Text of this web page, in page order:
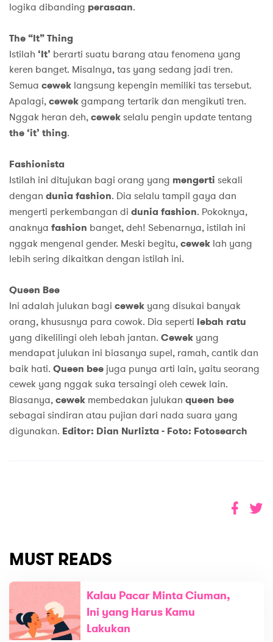
logika dibanding perasaan.
The “It” Thing
Istilah ‘It’ berarti suatu barang atau fenomena yang
keren banget. Misalnya, tas yang sedang jadi tren.
Semua cewek langsung kepengin memiliki tas tersebut.
Apalagi,cewekgampang tertarik dan mengikuti tren.
Nggak heran deh,cewekselalu pengin update tentang
the‘it’ thing.
Fashionista
Istilah ini ditujukan bagi orang yang mengerti sekali
dengan dunia fashion. Dia selalu tampil gaya dan
mengerti perkembangan di dunia fashion. Pokoknya,
anaknya fashion banget, deh! Sebenarnya, istilah ini
nggak mengenal gender. Meski begitu,cewek lah yang
lebih sering dikaitkan dengan istilah ini.
Queen Bee
Ini adalah julukan bagi cewek yang disukai banyak
orang, khususnya para cowok. Dia seperti lebah ratu
yang dikelilingi oleh lebah jantan. Cewek yang
mendapat julukan ini biasanya supel, ramah, cantik dan
baik hati. Queen bee juga punya arti lain, yaitu seorang
cewek yang nggak suka tersaingi oleh cewek lain.
Biasanya,cewek membedakan julukan queen bee
sebagai sindiran atau pujian dari nada suara yang
digunakan. Editor: Dian Nurlizta - Foto: Fotosearch
MUST READS
Kalau Pacar Minta Ciuman,
Ini yang Harus Kamu
Lakukan